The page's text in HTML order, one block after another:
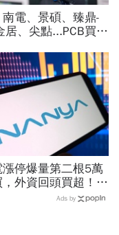
電、景碩、臻鼎-
居、尖點...PCB買誰
升段首選，V轉反彈
漲停爆量第二根5萬
外資回頭買超！華
南亞科、旺宏都狂飆
Ads by